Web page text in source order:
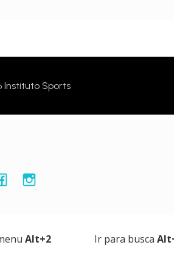
Alt+2 Ir para busca
Sports